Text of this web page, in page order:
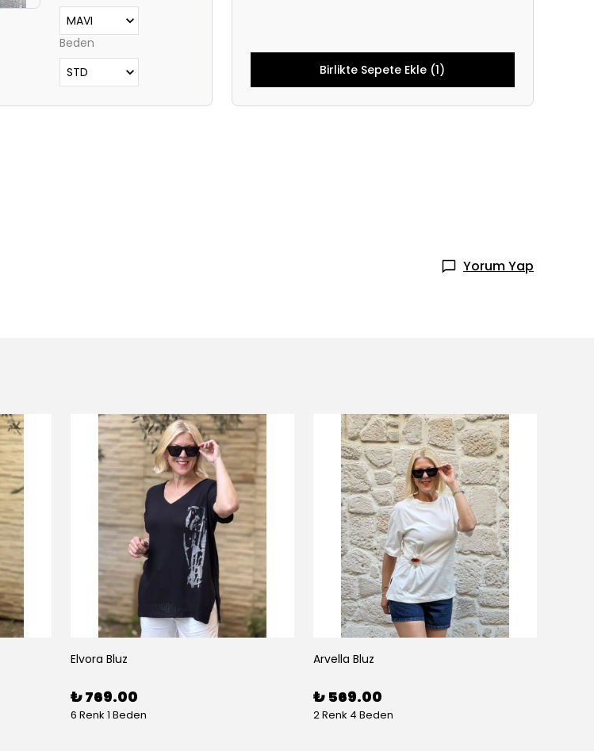
Beden
Birlikte Sepete Ekle (1)
Yorum Yap
Elvora Bluz
₺ 769.00
6 Renk 1 Beden
Arvella Bluz
₺ 569.00
2 Renk 4 Beden